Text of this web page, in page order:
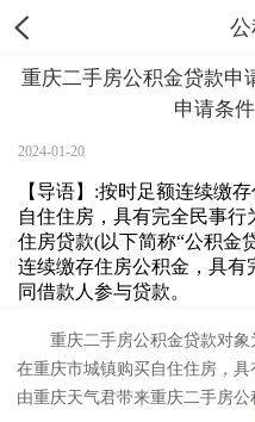
重庆二手房公积金贷款申
申请条
2024-01-20
【导语】:按时足额连续缴
自住住房，具有完全民事行
住房贷款(以下简称“公积金
连续缴存住房公积金，具
同借款人参与贷款。
重庆二手房公积金贷款对象
在重庆市城镇购买自住住房，
由重庆天气君带来重庆二手房公